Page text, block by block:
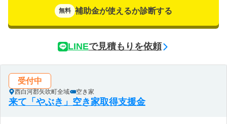
無料 補助金が使えるか診断する
LINEで見積もりを依頼
受付中
西白河郡矢吹町全域 空き家
来て「やぶき」空き家取得支援金